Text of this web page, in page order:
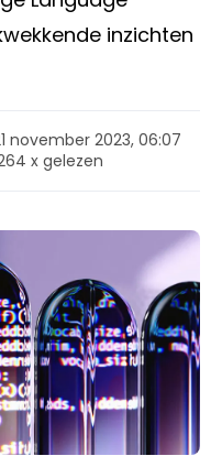
inzichten
november 2023, 06:07
x gelezen